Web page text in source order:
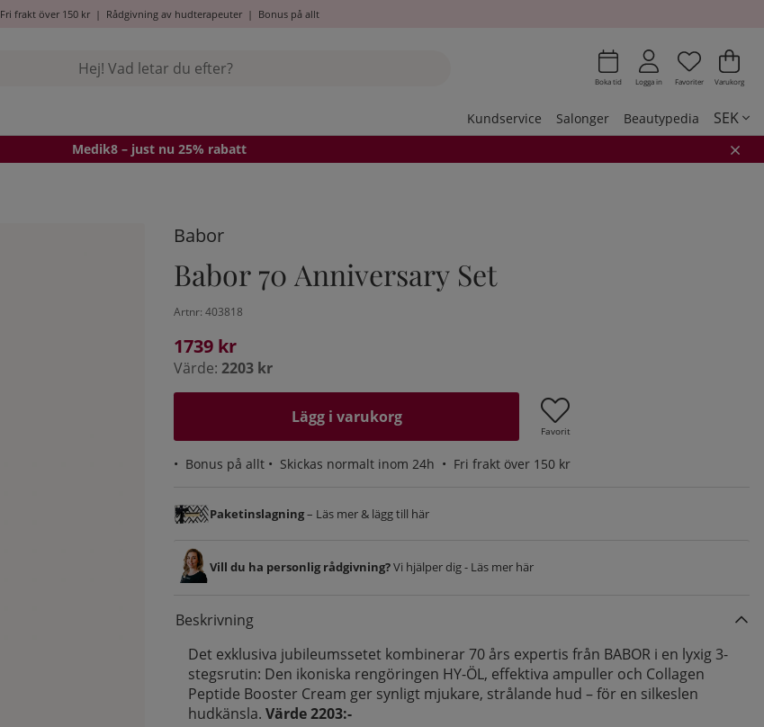
Fri frakt över 150 kr| Rådgivning av hudterapeuter| Bonus på allt
Boka tid Logga in Antal i
.
Favoriter .
Varukorg
Kundservice Salonger Beautypedia SEK
Medik8 – just nu 25% rabatt
Babor
Babor 70 Anniversary Set
Artnr: 403818
1739 kr
Värde: 2203 kr
Lägg i varukorg
Favorit
• Bonus på allt • Skickas normalt inom 24h • Fri frakt över 150 kr
Paketinslagning– Läs mer & lägg till här
Vill du ha personlig rådgivning?Vi hjälper dig - Läs mer här
Beskrivning
Det exklusiva jubileumssetet kombinerar 70 års expertis från BABOR i en lyxig 3-
stegsrutin: Den ikoniska rengöringen HY-ÖL, effektiva ampuller och Collagen
Peptide Booster Cream ger synligt mjukare, strålande hud – för en silkeslen
hudkänsla. Värde 2203:-